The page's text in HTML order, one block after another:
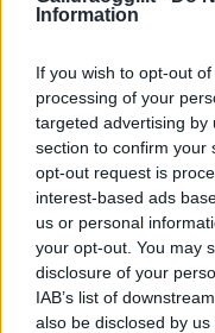
Information
If you wish to opt-out
processing of your
targeted advertising by
section to confirm your
opt-out request is
interest-based ads
us or personal
your opt-out. You may
disclosure of your
IAB’s list of
also be disclosed by
i
Su
345